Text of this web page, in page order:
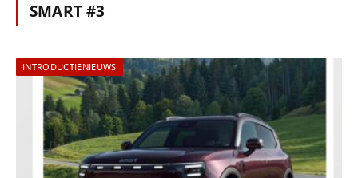
SMART #3
INTRODUCTIENIEUWS